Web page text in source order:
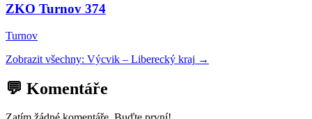
ZKO Turnov 374
Turnov
Zobrazit všechny: Výcvik – Liberecký kraj →
💬 Komentáře